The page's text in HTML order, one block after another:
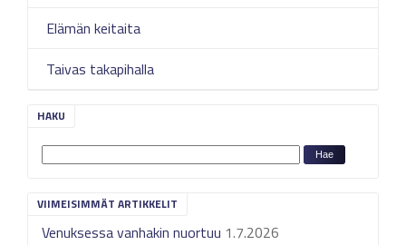
Elämän keitaita
Taivas takapihalla
HAKU
VIIMEISIMMÄT ARTIKKELIT
Venuksessa vanhakin nuortuu 1.7.2026